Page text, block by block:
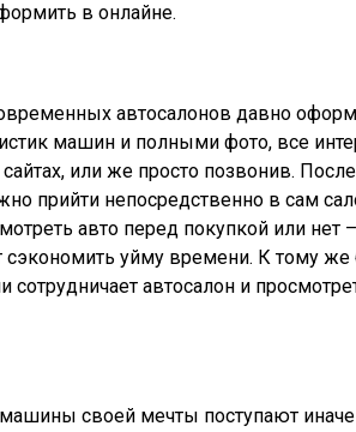
в онлайне.
автосалонов давно
машин и полными фото, все
или же просто позвонив.
прийти непосредственно в сам
авто перед покупкой или нет
сэкономить уйму времени. К тому
сотрудничает автосалон и
своей мечты поступают